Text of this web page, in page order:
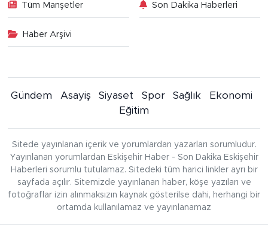
Tüm Manşetler Son Dakika Haberleri
Haber Arşivi
Gündem Asayiş Siyaset Spor Sağlık
Ekonomi
Eğitim
Sitede yayınlanan içerik ve yorumlardan yazarları sorumludur.
Yayınlanan yorumlardan Eskişehir Haber - Son Dakika Eskişehir
Haberleri sorumlu tutulamaz. Sitedeki tüm harici linkler ayrı bir
sayfada açılır. Sitemizde yayınlanan haber, köşe yazıları ve
fotoğraflar izin alınmaksızın kaynak gösterilse dahi, herhangi bir
ortamda kullanılamaz ve yayınlanamaz